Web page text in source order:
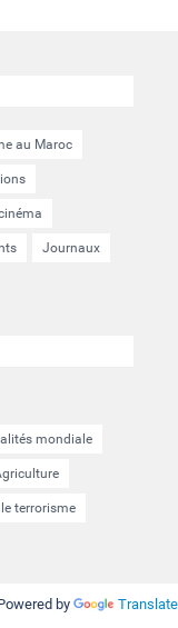
by Translate
au Maroc
Journaux
mondiale
terrorisme